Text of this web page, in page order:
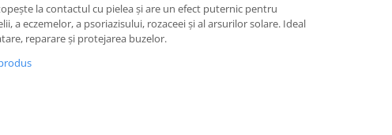
la contactul cu pielea și are un efect puternic pentru
a eczemelor, a psoriazisului, rozaceei și al arsurilor solare. Ideal
reparare și protejarea buzelor.